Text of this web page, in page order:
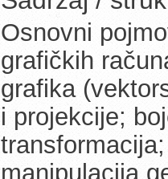
Osnovni
grafičkih
grafika
i projekcije;
manipulacija